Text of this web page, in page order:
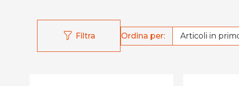
Filtra Ordina per: